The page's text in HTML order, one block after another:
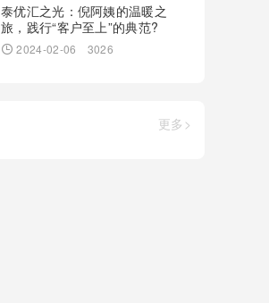
泰优汇之光：倪阿姨的温暖之
旅，践行“客户至上”的典范?
2024-02-06 3026
更多>